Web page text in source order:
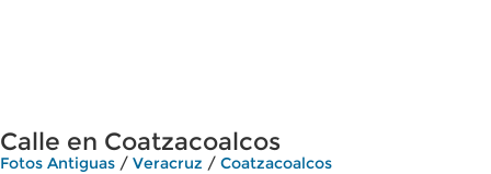
Calle en Coatzacoalcos
Fotos Antiguas / Veracruz / Coatzacoalcos